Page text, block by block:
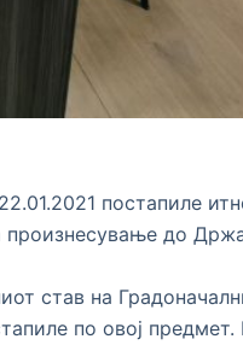
постапиле
произнесување до
став на
по овој предмет.